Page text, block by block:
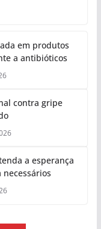
em produtos
a antibióticos
contra gripe
a esperança
necessários